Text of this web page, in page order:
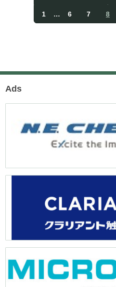
投
稿
ナ
ビ
1 … 6 7 8
Ads